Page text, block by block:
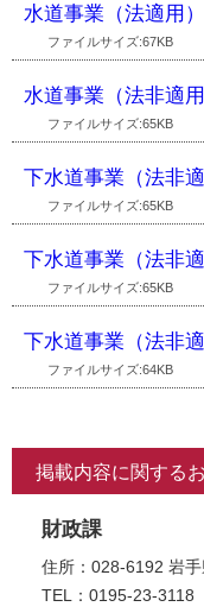
水道事業（法適用
ファイルサイズ:67KB
水道事業（法非適
ファイルサイズ:65KB
下水道事業（法非
ファイルサイズ:65KB
下水道事業（法非
ファイルサイズ:65KB
下水道事業（法非
ファイルサイズ:64KB
掲載内容に関する
財政課
住所：028-6192 岩
TEL：0195-23-3118